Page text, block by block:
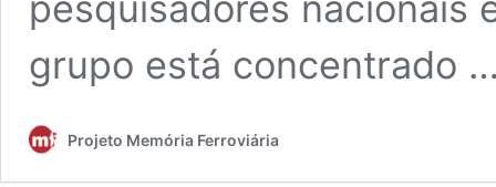
grupo está concentrado
Projeto Memória Ferroviária